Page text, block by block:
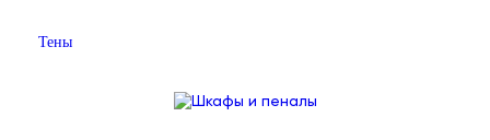
Тены